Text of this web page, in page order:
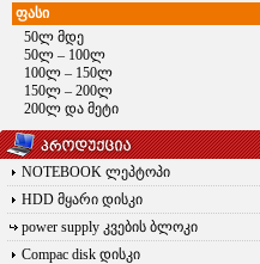
ფასი
50ლ მდე
50ლ – 100ლ
100ლ – 150ლ
150ლ – 200ლ
200ლ და მეტი
NOTEBOOK ლეპტოპი
HDD მყარი დისკი
power supply კვების ბლოკი
Compac disk დისკი